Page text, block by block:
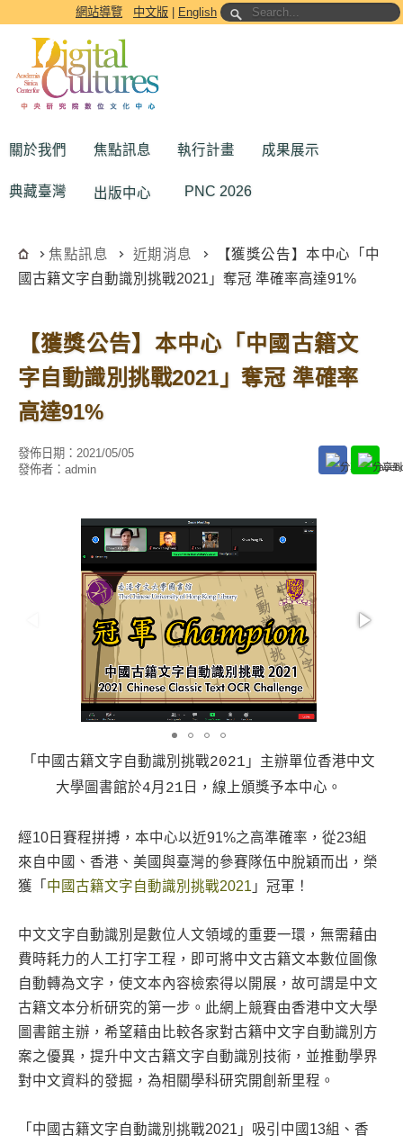
跳到主要內容區塊網站導覽 中文版 English
關於我們 焦點訊息 執行計畫 成果展示
典藏臺灣 出版中心 PNC 2026
焦點訊息 近期消息
【獲獎公告】本中心「中
國古籍文字自動識別挑戰2021」奪冠 準確率高達91%
【獲獎公告】本中心「中國古籍文
字自動識別挑戰2021」奪冠 準確率
高達91%
發佈日期： 2021/05/05
發佈者： admin
「中國古籍文字自動識別挑戰2021」主辦單位香港中文
大學圖書館於4月21日，線上頒獎予本中心。
經10日賽程拼搏，本中心以近91%之高準確率，從23組
來自中國、香港、美國與臺灣的參賽隊伍中脫穎而出，榮
獲「 中國古籍文字自動識別挑戰2021 」冠軍！
中文文字自動識別是數位人文領域的重要一環，無需藉由
費時耗力的人工打字工程，即可將中文古籍文本數位圖像
自動轉為文字，使文本內容檢索得以開展，故可謂是中文
古籍文本分析研究的第一步。此網上競賽由香港中文大學
圖書館主辦，希望藉由比較各家對古籍中文字自動識別方
案之優異，提升中文古籍文字自動識別技術，並推動學界
對中文資料的發掘，為相關學科研究開創新里程。
「中國古籍文字自動識別挑戰2021」吸引中國13組、香